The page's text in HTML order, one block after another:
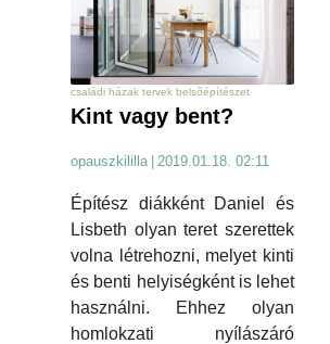
családi házak tervek belsőépítészet
Kint vagy bent?
opauszkililla 2019.01.18. 02:11
Építész diákként Daniel és
Lisbeth olyan teret szerettek
volna létrehozni, melyet kinti
és benti helyiségként is lehet
használni. Ehhez olyan
homlokzati nyílászáró